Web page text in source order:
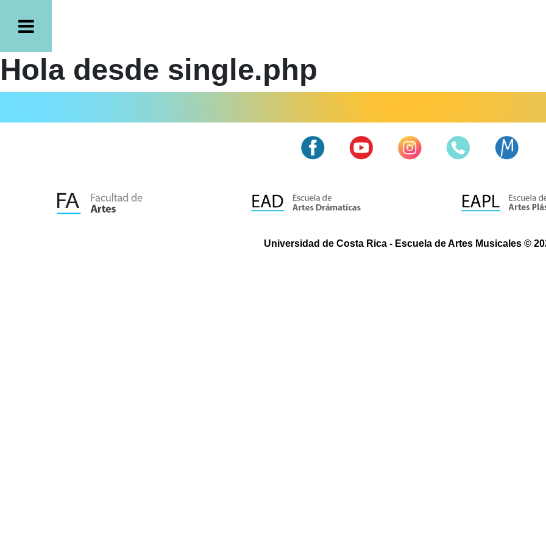
Hola desde single.php
Universidad de Costa Rica - Escuela de Artes Musicales ©